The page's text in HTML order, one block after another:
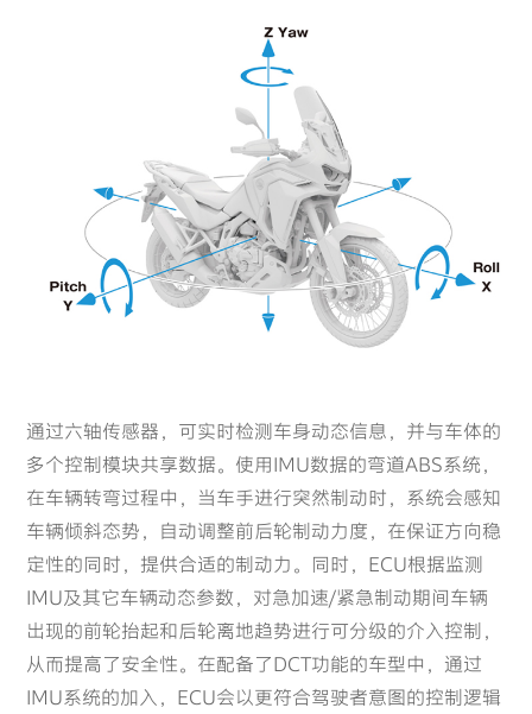
通过六轴传感器，可实时检测车身动态信息，并与车体的
多个控制模块共享数据。使用IMU数据的弯道ABS系统，
在车辆转弯过程中，当车手进行突然制动时，系统会感知
车辆倾斜态势，自动调整前后轮制动力度，在保证方向稳
定性的同时，提供合适的制动力。同时，ECU根据监测
IMU及其它车辆动态参数，对急加速/紧急制动期间车辆
出现的前轮抬起和后轮离地趋势进行可分级的介入控制，
从而提高了安全性。在配备了DCT功能的车型中，通过
IMU系统的加入，ECU会以更符合驾驶者意图的控制逻辑